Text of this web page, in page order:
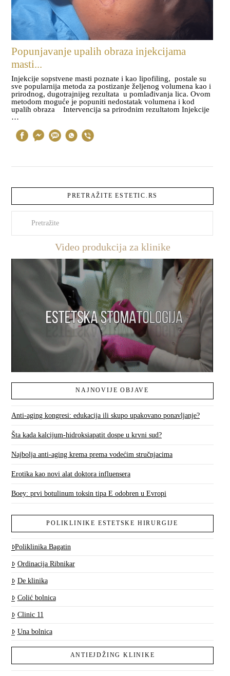
Popunjavanje upalih obraza injekcijama
masti...
Injekcije sopstvene masti poznate i kao lipofiling, postale su
sve popularnija metoda za postizanje željenog volumena kao i
prirodnog, dugotrajnijeg rezultata u pomlađivanja lica. Ovom
metodom moguće je popuniti nedostatak volumena i kod
upalih obraza Intervencija sa prirodnim rezultatom Injekcije
…
PRETRAŽITE ESTETIC.RS
Video produkcija za klinike
NAJNOVIJE OBJAVE
Anti-aging kongresi: edukacija ili skupo upakovano ponavljanje?
Šta kada kalcijum-hidroksiapatit dospe u krvni sud?
Najbolja anti-aging krema prema vodećim stručnjacima
Erotika kao novi alat doktora influensera
Boey: prvi botulinum toksin tipa E odobren u Evropi
POLIKLINIKE ESTETSKE HIRURGIJE
Poliklinika Bagatin
Ordinacija Ribnikar
De klinika
Colić bolnica
Clinic 11
Una bolnica
ANTIEJDŽING KLINIKE